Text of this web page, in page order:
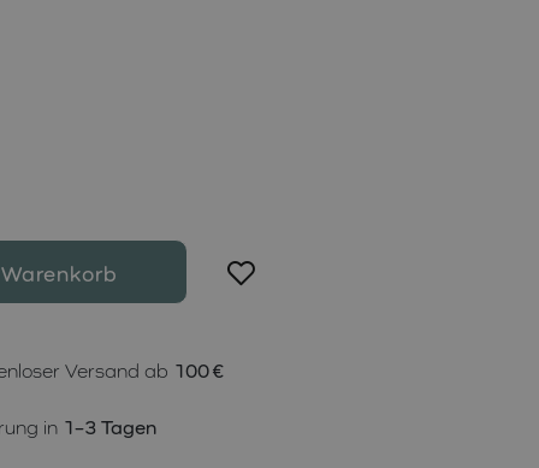
Versand ab 100 €
in 1–3 Tagen